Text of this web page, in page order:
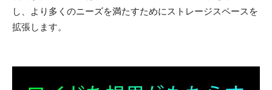
し、より多くのニーズを満たすためにストレージスペースを
拡張します。